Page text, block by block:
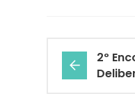
2º